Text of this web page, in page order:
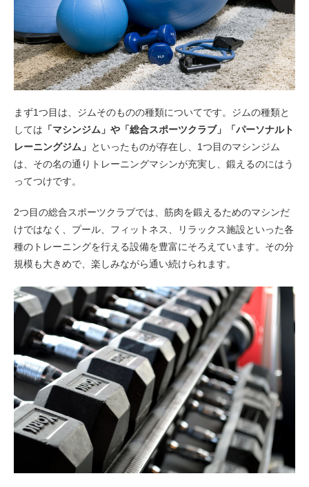
まず1つ目は、ジムそのものの種類についてです。ジムの種類と
しては 「マシンジム」や「総合スポーツクラブ」
「パーソナルト
レーニングジム」 といったものが存在し、1つ目のマシンジム
は、その名の通りトレーニングマシンが充実し、鍛えるのにはう
ってつけです。
2つ目の総合スポーツクラブでは、筋肉を鍛えるためのマシンだ
けではなく、プール、フィットネス、リラックス施設といった各
種のトレーニングを行える設備を豊富にそろえています。その分
規模も大きめで、楽しみながら通い続けられます。